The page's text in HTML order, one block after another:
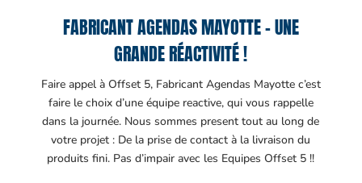
FABRICANT AGENDAS MAYOTTE – UNE
GRANDE RÉACTIVITÉ !
Faire appel à Offset 5, Fabricant Agendas Mayotte c’est
faire le choix d’une équipe reactive, qui vous rappelle
dans la journée. Nous sommes present tout au long de
votre projet : De la prise de contact à la livraison du
produits fini. Pas d’impair avec les Equipes Offset 5 !!